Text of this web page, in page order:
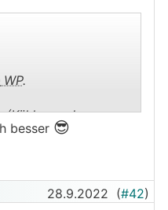
WP.
und
auch freuen.😬
besser 😎
28.9.2022 (#42)